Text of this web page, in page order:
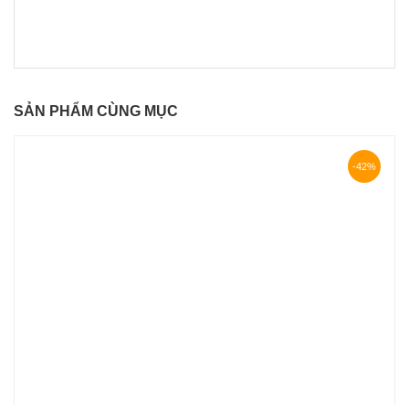
SẢN PHẨM CÙNG MỤC
-42%